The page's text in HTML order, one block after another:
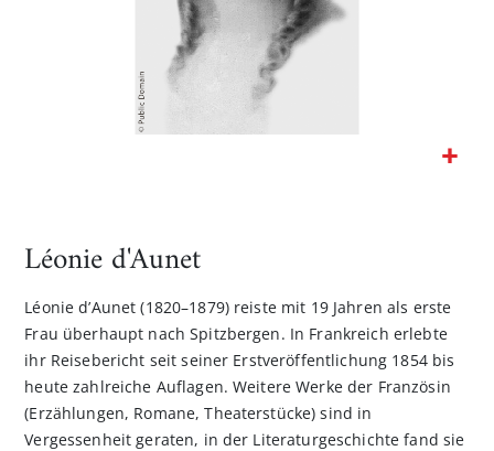
Bildgalerie
Léonie d'Aunet
Léonie d’Aunet (1820–1879) reiste mit 19 Jahren als erste
Frau überhaupt nach Spitzbergen. In Frankreich erlebte
ihr Reisebericht seit seiner Erstveröffentlichung 1854 bis
heute zahlreiche Auflagen. Weitere Werke der Französin
(Erzählungen, Romane, Theaterstücke) sind in
Vergessenheit geraten, in der Literaturgeschichte fand sie